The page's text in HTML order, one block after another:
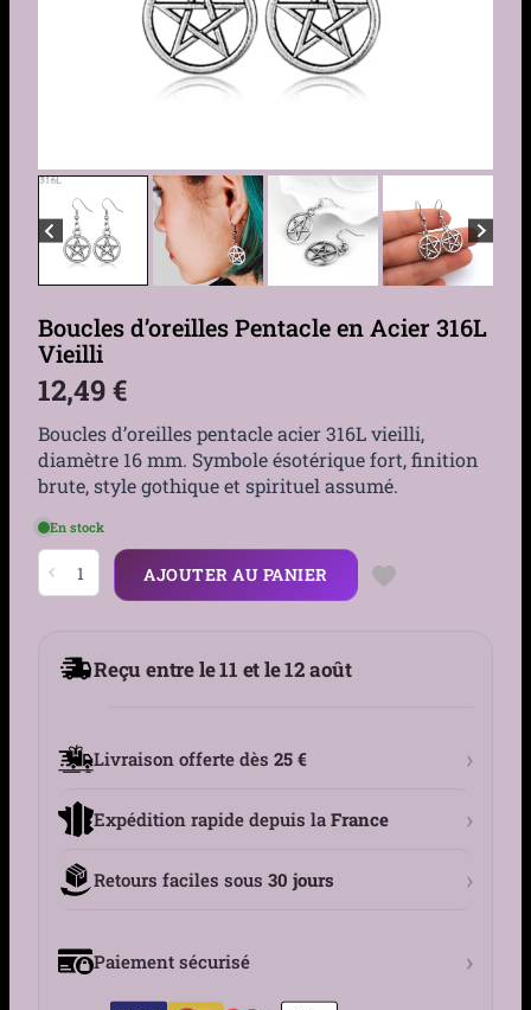
Boucles d’oreilles Pentacle en Acier 316L
Vieilli
12,49€
Boucles d’oreilles pentacle acier 316L vieilli,
diamètre 16 mm. Symbole ésotérique fort, finition
brute, style gothique et spirituel assumé.
En stock
quantité
de
Boucles
Acier
AJOUTER AU PANIER
Reçu entre le 11 et le 12 août
Livraison offerte dès 25 € ›
Expédition rapide depuis la France ›
Retours faciles sous 30 jours ›
Paiement sécurisé ›